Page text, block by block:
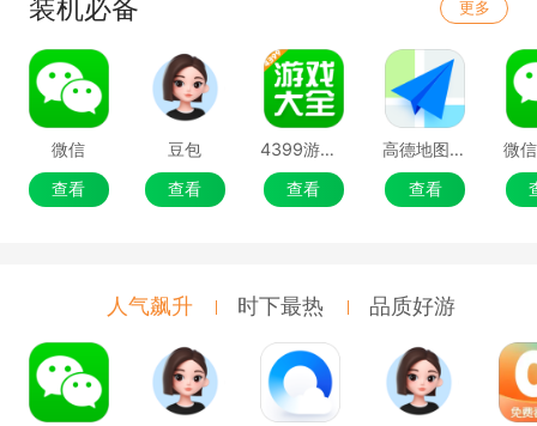
装机必备 更多
微信
查看
豆包
查看
4399游戏盒
查看
高德地图移动端
查看
微
人气飙升 时下最热 品质好游